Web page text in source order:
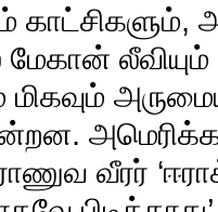
மிகவும்
வீரர்